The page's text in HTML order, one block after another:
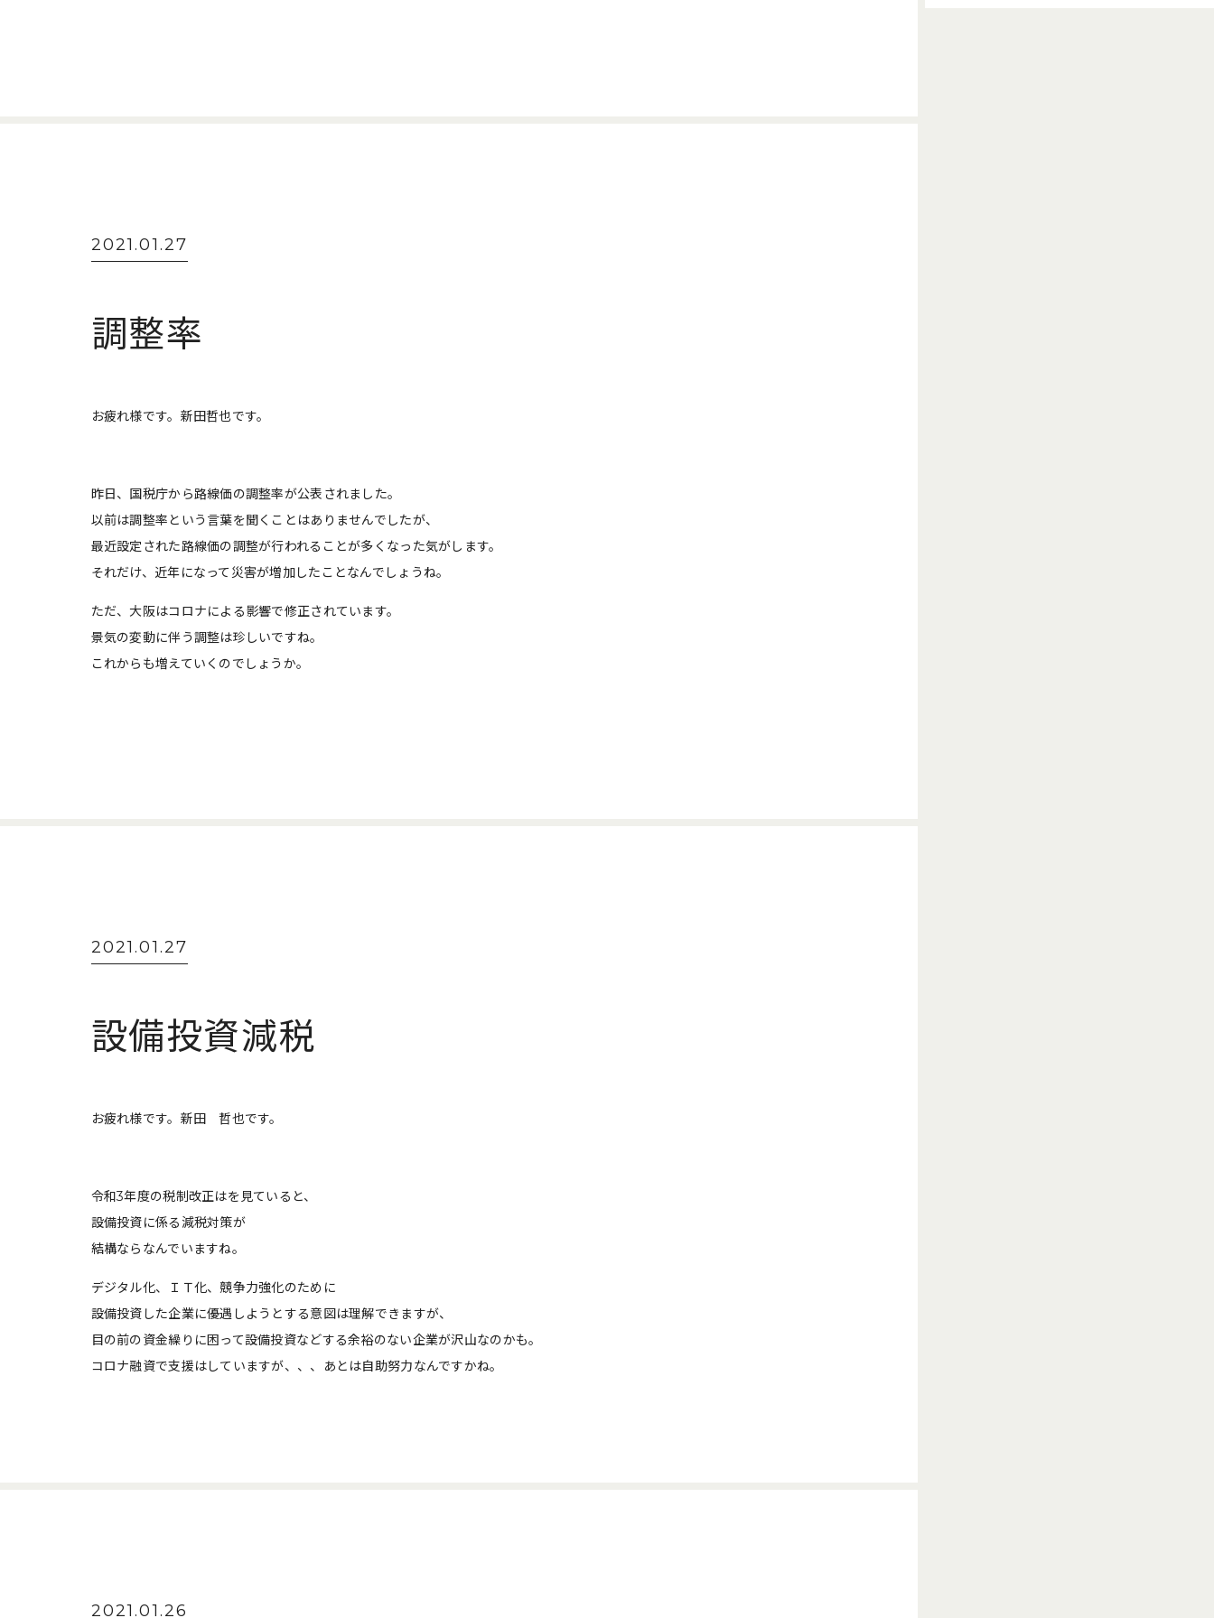
2021.01.27
調整率
お疲れ様です。新田哲也です。
昨日、国税庁から路線価の調整率が公表されました。
以前は調整率という言葉を聞くことはありませんでしたが、
最近設定された路線価の調整が行われることが多くなった気がします。
それだけ、近年になって災害が増加したことなんでしょうね。
ただ、大阪はコロナによる影響で修正されています。
景気の変動に伴う調整は珍しいですね。
これからも増えていくのでしょうか。
2021.01.27
設備投資減税
お疲れ様です。新田 哲也です。
令和3年度の税制改正はを見ていると、
設備投資に係る減税対策が
結構ならなんでいますね。
デジタル化、ＩＴ化、競争力強化のために
設備投資した企業に優遇しようとする意図は理解できますが、
目の前の資金繰りに困って設備投資などする余裕のない企業が沢山なのかも。
コロナ融資で支援はしていますが、、、あとは自助努力なんですかね。
2021.01.26